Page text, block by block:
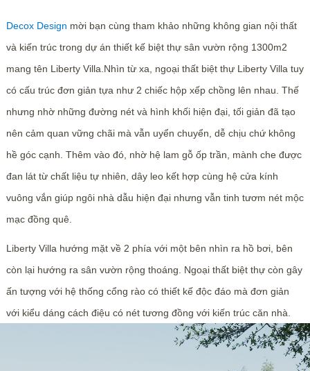
Decox Design mời bạn cùng tham khảo những không gian nội thất
và kiến trúc trong dự án thiết kế biệt thự sân vườn rộng 1300m2
mang tên Liberty Villa.Nhìn từ xa, ngoại thất biệt thự Liberty Villa tuy
có cấu trúc đơn giản tựa như 2 chiếc hộp xếp chồng lên nhau. Thế
nhưng nhờ những đường nét và hình khối hiện đại, tối giản đã tạo
nên cảm quan vững chãi mà vẫn uyển chuyển, dễ chịu chứ không
hề góc cạnh. Thêm vào đó, nhờ hệ lam gỗ ốp trần, mành che được
đan lát từ chất liệu tự nhiên, dây leo kết hợp cùng hệ cửa kính
vuông vắn giúp ngôi nhà dẫu hiện đại nhưng vẫn tinh tươm nét mộc
mạc đồng quê.
Liberty Villa hướng mặt về 2 phía với một bên nhìn ra hồ bơi, bên
còn lại hướng ra sân vườn rộng thoáng. Ngoại thất biệt thự còn gây
ấn tượng với hệ thống cổng rào có thiết kế độc đáo mà đơn giản
với kiểu dáng cách điệu có nét tương đồng với kiến trúc căn nhà.